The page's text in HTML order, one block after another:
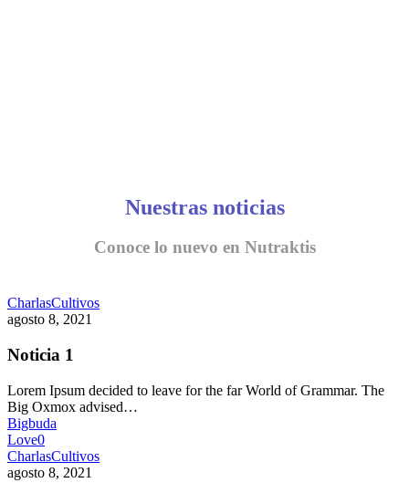
Nuestras noticias
Conoce lo nuevo en Nutraktis
CharlasCultivos
agosto 8, 2021
Noticia 1
Lorem Ipsum decided to leave for the far World of Grammar. The
Big Oxmox advised…
Bigbuda
Love0
CharlasCultivos
agosto 8, 2021